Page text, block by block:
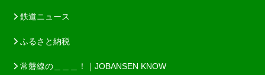
鉄道ニュース
ふるさと納税
常磐線の＿＿＿！｜JOBANSEN KNOW